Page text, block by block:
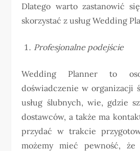
Dlatego warto zastanowić
skorzystać z usług Wedding
Profesjonalne podejście
Wedding Planner to
doświadczenie w organizacji
usług ślubnych, wie, gdzie
dostawców, a także ma
przydać w trakcie
możemy mieć pewność, że